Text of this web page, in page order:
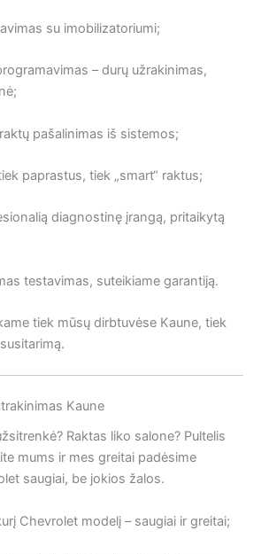
su imobilizatoriumi;
– durų užrakinimas,
pašalinimas iš sistemos;
paprastus, tiek „smart“ raktus;
diagnostinę įrangą, pritaikytą
testavimas, suteikiame garantiją.
tiek mūsų dirbtuvėse Kaune, tiek
Kaune
Raktas liko salone? Pultelis
mums ir mes greitai padėsime
saugiai, be jokios žalos.
Chevrolet modelį – saugiai ir greitai;